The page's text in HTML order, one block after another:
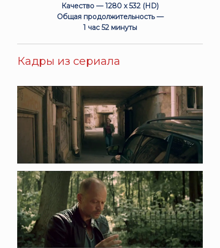
Качество — 1280 x 532 (HD)
Общая продолжительность —
1 час 52 минуты
Кадры из сериала